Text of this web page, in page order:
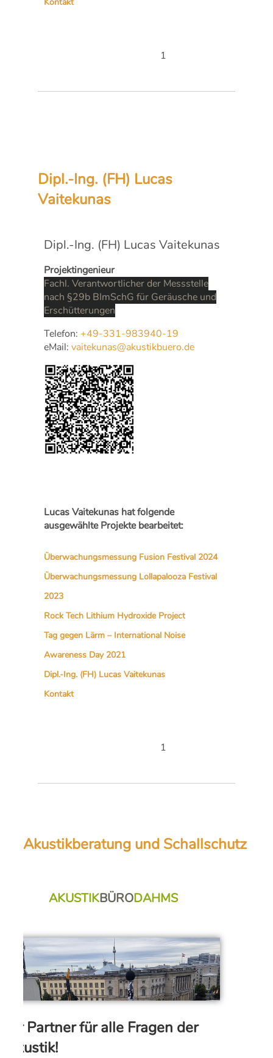
1
Dipl.-Ing. (FH) Lucas
Vaitekunas
Dipl.-Ing. (FH) Lucas Vaitekunas
Projektingenieur
Fachl. Verantwortlicher der Messstelle
nach §29b BImSchG für Geräusche und
Erschütterungen
Telefon: +49-331-983940-19
eMail: vaitekunas@akustikbuero.de
Lucas Vaitekunas hat folgende
ausgewählte Projekte bearbeitet:
Überwachungsmessung Fusion Festival 2024
Überwachungsmessung Lollapalooza Festival
2023
Rock Tech Lithium Hydroxide Project
Tag gegen Lärm – International Noise
Awareness Day 2021
Dipl.-Ing. (FH) Lucas Vaitekunas
Kontakt
1
Akustikberatung und Schallschutz
AKUSTIKBÜRODAHMS
Ihr Partner für alle Fragen der
Akustik!